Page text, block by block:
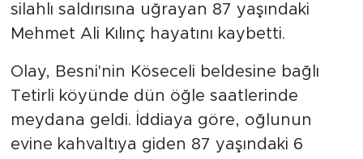
silahlı saldırısına uğrayan 87 yaşındaki
Mehmet Ali Kılınç hayatını kaybetti.
Olay, Besni'nin Köseceli beldesine bağlı
Tetirli köyünde dün öğle saatlerinde
meydana geldi. İddiaya göre, oğlunun
evine kahvaltıya giden 87 yaşındaki 6